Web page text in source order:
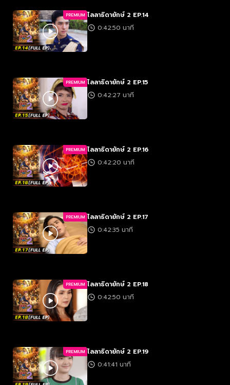
PREMIUM ไลลาธิดายักษ์ 2 EP.14
0:42:50 นาที
PREMIUM ไลลาธิดายักษ์ 2 EP.15
0:42:27 นาที
PREMIUM ไลลาธิดายักษ์ 2 EP.16
0:42:20 นาที
PREMIUM ไลลาธิดายักษ์ 2 EP.17
0:42:35 นาที
PREMIUM ไลลาธิดายักษ์ 2 EP.18
0:42:50 นาที
PREMIUM ไลลาธิดายักษ์ 2 EP.19
0:41:41 นาที